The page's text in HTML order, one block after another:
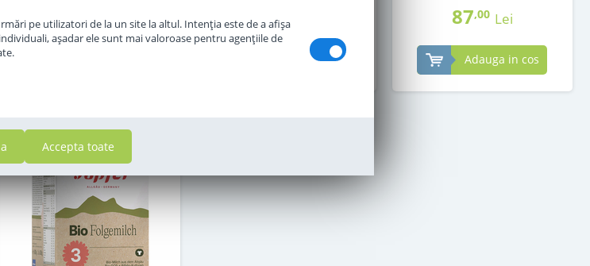
89 Lei 37
Adauga in cos
87,00 Lei
Adauga in cos
pe utilizatori de la un site la altul. Intenţia este de a afişa
aşadar ele sunt mai valoroase pentru agenţiile de
Accepta toate